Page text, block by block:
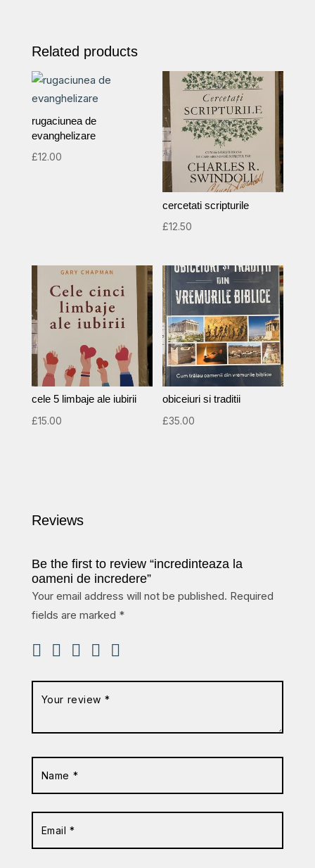
Related products
rugaciunea de
evanghelizare
£12.00
cercetati scripturile
£12.50
cele 5 limbaje ale iubirii
£15.00
obiceiuri si traditii
£35.00
Reviews
Be the first to review “incredinteaza la
oameni de incredere”
Your email address will not be published. Required
fields are marked *